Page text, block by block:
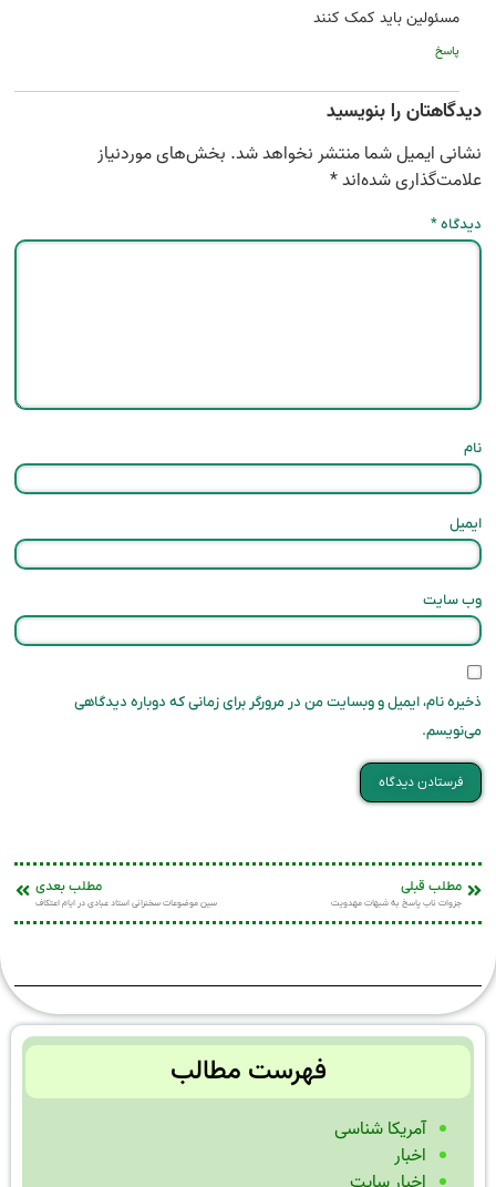
مسئولین باید کمک کنند
پاسخ
دیدگاهتان را بنویسید
نشانی ایمیل شما منتشر نخواهد شد. بخش‌های موردنیاز
علامت‌گذاری شده‌اند*
دیدگاه*
نام
ایمیل
وب‌ سایت
ذخیره نام، ایمیل و وبسایت من در مرورگر برای زمانی که دوباره دیدگاهی
می‌نویسم.
مطلب قبلی
جزوات ناب پاسخ به شبهات مهدویت
مطلب بعدی
سین موضوعات سخنرانی استاد عبادی در ایام اعتکاف
فهرست مطالب
آمریکا شناسی
اخبار